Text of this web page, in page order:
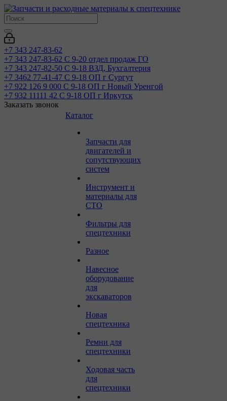
+7 343 247-83-62
+7 343 247-83-62 С 9-20 отдел продаж ГО
+7 343 247-82-50 С 9-18 ВЗД, Бухгалтерия
+7 3462 77-41-47 С 9-18 ОП г Сургут
+7 922 126 9 000 С 9-18 ОП г Новый Уренгой
+7 932 11111 42 С 9-18 ОП г Иркутск
Заказать звонок
Каталог
Запчасти для
двигателей и
сопутствующих
систем
Инструмент и
материалы для
СТО
Фильтры для
спецтехники
Разное
Навесное
оборудование
для
экскаваторов
Новая
спецтехника
Ремни для
спецтехники
Ходовая часть
для
спецтехники